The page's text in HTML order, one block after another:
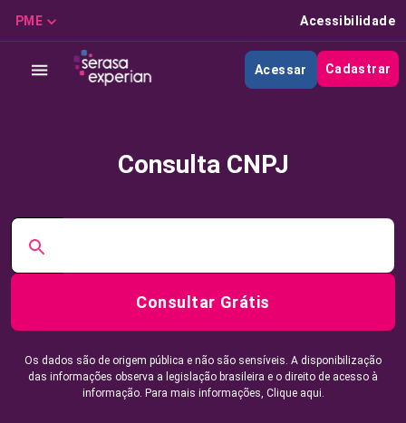
PME Acessibilidade
Acessar Cadastrar
Consulta CNPJ
Consultar Grátis
Os dados são de origem pública e não são sensíveis. A disponibilização
das informações observa a legislação brasileira e o direito de acesso à
informação. Para mais informações, Clique aqui.